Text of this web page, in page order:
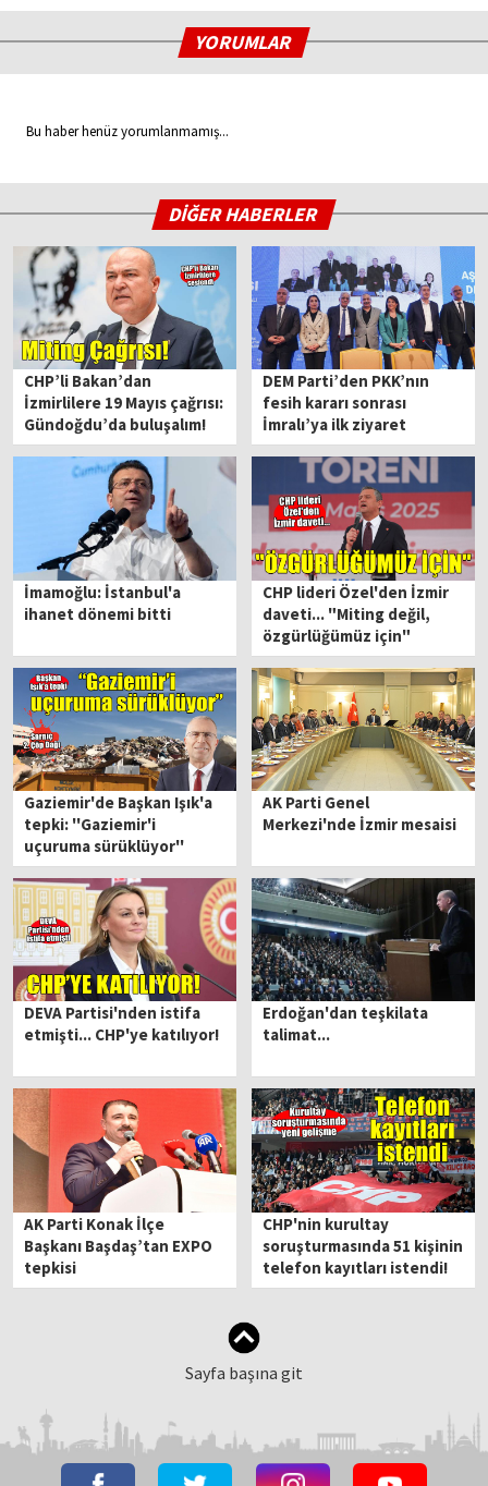
YORUMLAR
Bu haber henüz yorumlanmamış...
DİĞER HABERLER
CHP’li Bakan’dan
İzmirlilere 19 Mayıs çağrısı:
Gündoğdu’da buluşalım!
DEM Parti’den PKK’nın
fesih kararı sonrası
İmralı’ya ilk ziyaret
İmamoğlu: İstanbul'a
ihanet dönemi bitti
CHP lideri Özel'den İzmir
daveti... "Miting değil,
özgürlüğümüz için"
Gaziemir'de Başkan Işık'a
tepki: ''Gaziemir'i
uçuruma sürüklüyor''
AK Parti Genel
Merkezi'nde İzmir mesaisi
DEVA Partisi'nden istifa
etmişti... CHP'ye katılıyor!
Erdoğan'dan teşkilata
talimat...
AK Parti Konak İlçe
Başkanı Başdaş’tan EXPO
tepkisi
CHP'nin kurultay
soruşturmasında 51 kişinin
telefon kayıtları istendi!
Sayfa başına git